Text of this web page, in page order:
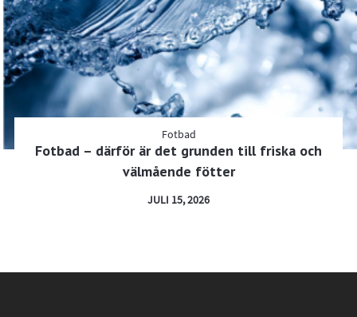
Fotbad
Fotbad – därför är det grunden till friska och
välmående fötter
JULI 15, 2026